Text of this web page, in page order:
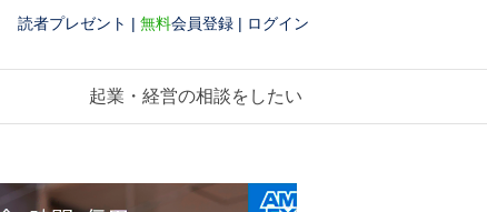
読者プレゼント | 無料会員登録 | ログイン
起業・経営の相談をしたい